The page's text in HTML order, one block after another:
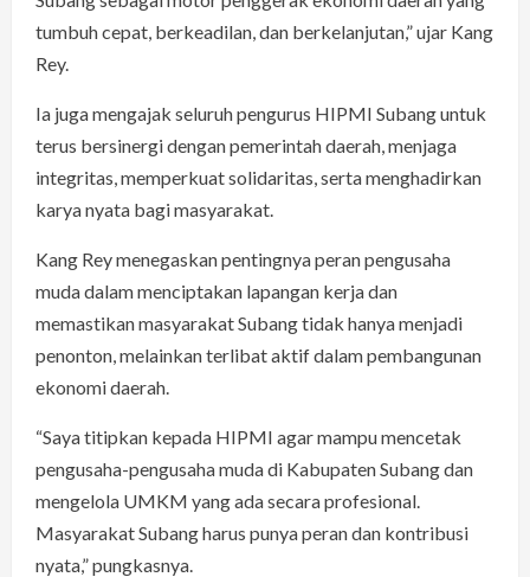
tumbuh cepat, berkeadilan, dan berkelanjutan,” ujar Kang
Rey.
Ia juga mengajak seluruh pengurus HIPMI Subang untuk
terus bersinergi dengan pemerintah daerah, menjaga
integritas, memperkuat solidaritas, serta menghadirkan
karya nyata bagi masyarakat.
Kang Rey menegaskan pentingnya peran pengusaha
muda dalam menciptakan lapangan kerja dan
memastikan masyarakat Subang tidak hanya menjadi
penonton, melainkan terlibat aktif dalam pembangunan
ekonomi daerah.
“Saya titipkan kepada HIPMI agar mampu mencetak
pengusaha-pengusaha muda di Kabupaten Subang dan
mengelola UMKM yang ada secara profesional.
Masyarakat Subang harus punya peran dan kontribusi
nyata,” pungkasnya.